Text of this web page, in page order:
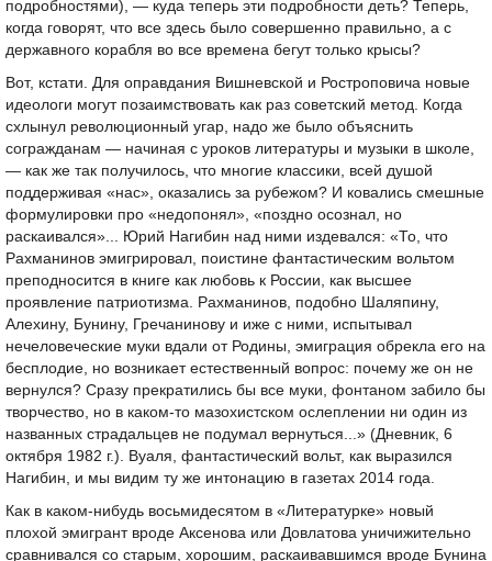
подробностями), — куда теперь эти подробности деть? Теперь,
когда говорят, что все здесь было совершенно правильно, а с
державного корабля во все времена бегут только крысы?
Вот, кстати. Для оправдания Вишневской и Ростроповича новые
идеологи могут позаимствовать как раз советский метод. Когда
схлынул революционный угар, надо же было объяснить
согражданам — начиная с уроков литературы и музыки в школе,
— как же так получилось, что многие классики, всей душой
поддерживая «нас», оказались за рубежом? И ковались смешные
формулировки про «недопонял», «поздно осознал, но
раскаивался»... Юрий Нагибин над ними издевался: «То, что
Рахманинов эмигрировал, поистине фантастическим вольтом
преподносится в книге как любовь к России, как высшее
проявление патриотизма. Рахманинов, подобно Шаляпину,
Алехину, Бунину, Гречанинову и иже с ними, испытывал
нечеловеческие муки вдали от Родины, эмиграция обрекла его на
бесплодие, но возникает естественный вопрос: почему же он не
вернулся? Сразу прекратились бы все муки, фонтаном забило бы
творчество, но в каком-то мазохистском ослеплении ни один из
названных страдальцев не подумал вернуться...» (Дневник, 6
октября 1982 г.). Вуаля, фантастический вольт, как выразился
Нагибин, и мы видим ту же интонацию в газетах 2014 года.
Как в каком-нибудь восьмидесятом в «Литературке» новый
плохой эмигрант вроде Аксенова или Довлатова уничижительно
сравнивался со старым, хорошим, раскаивавшимся вроде Бунина